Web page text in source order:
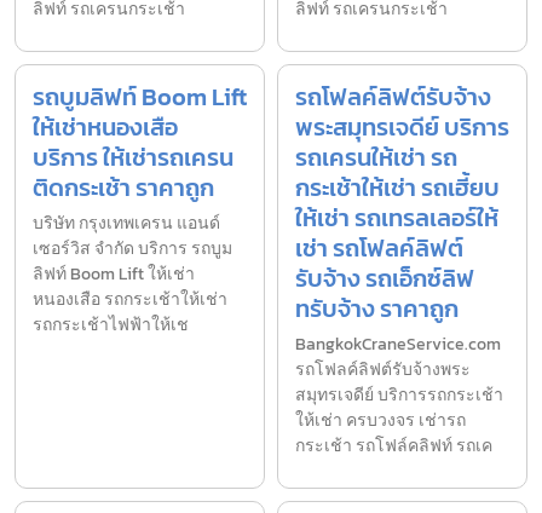
ลิฟท์ รถเครนกระเช้า
ลิฟท์ รถเครนกระเช้า
รถบูมลิฟท์ Boom Lift
ให้เช่าหนองเสือ
บริการ ให้เช่ารถเครน
ติดกระเช้า ราคาถูก
บริษัท กรุงเทพเครน แอนด์
เซอร์วิส จำกัด บริการ รถบูม
ลิฟท์ Boom Lift ให้เช่า
หนองเสือ รถกระเช้าให้เช่า
รถกระเช้าไฟฟ้าให้เช
รถโฟลค์ลิฟต์รับจ้าง
พระสมุทรเจดีย์ บริการ
รถเครนให้เช่า รถ
กระเช้าให้เช่า รถเฮี้ยบ
ให้เช่า รถเทรลเลอร์ให้
เช่า รถโฟลค์ลิฟต์
รับจ้าง รถเอ็กซ์ลิฟ
ทรับจ้าง ราคาถูก
BangkokCraneService.com
รถโฟลค์ลิฟต์รับจ้างพระ
สมุทรเจดีย์ บริการรถกระเช้า
ให้เช่า ครบวงจร เช่ารถ
กระเช้า รถโฟล์คลิฟท์ รถเค